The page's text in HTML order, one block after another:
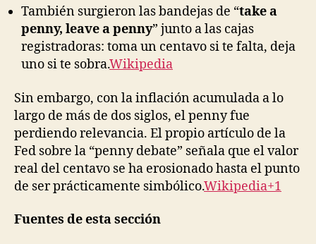
También surgieron las bandejas de “take a
penny, leave a penny” junto a las cajas
registradoras: toma un centavo si te falta, deja
uno si te sobra.Wikipedia
Sin embargo, con la inflación acumulada a lo
largo de más de dos siglos, el penny fue
perdiendo relevancia. El propio artículo de la
Fed sobre la “penny debate” señala que el valor
real del centavo se ha erosionado hasta el punto
de ser prácticamente simbólico.Wikipedia+1
Fuentes de esta sección